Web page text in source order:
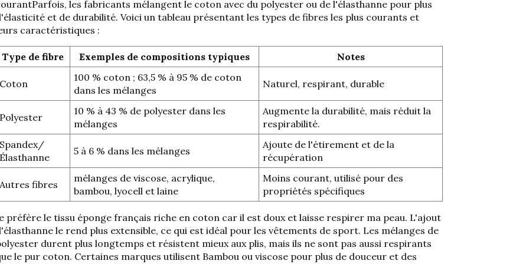
Parfois, les fabricants mélangent le coton avec du polyester ou de l'élasthanne pour plus
et de durabilité. Voici un tableau présentant les types de fibres les plus courants et
caractéristiques :
Type de fibre Exemples de compositions typiques Notes
Coton
100 % coton ; 63,5 % à 95 % de coton
dans les mélanges
Naturel, respirant, durable
Polyester
10 % à 43 % de polyester dans les
mélanges
Augmente la durabilité, mais réduit la
respirabilité.
Spandex/
Élasthanne
5 à 6 % dans les mélanges
Ajoute de l'étirement et de la
récupération
Autres fibres
mélanges de viscose, acrylique,
bambou, lyocell et laine
Moins courant, utilisé pour des
propriétés spécifiques
préfère le tissu éponge français riche en coton car il est doux et laisse respirer ma peau. L'ajout
le rend plus extensible, ce qui est idéal pour les vêtements de sport. Les mélanges de
durent plus longtemps et résistent mieux aux plis, mais ils ne sont pas aussi respirants
le pur coton. Certaines marques utilisent Bambou ou viscose pour plus de douceur et des